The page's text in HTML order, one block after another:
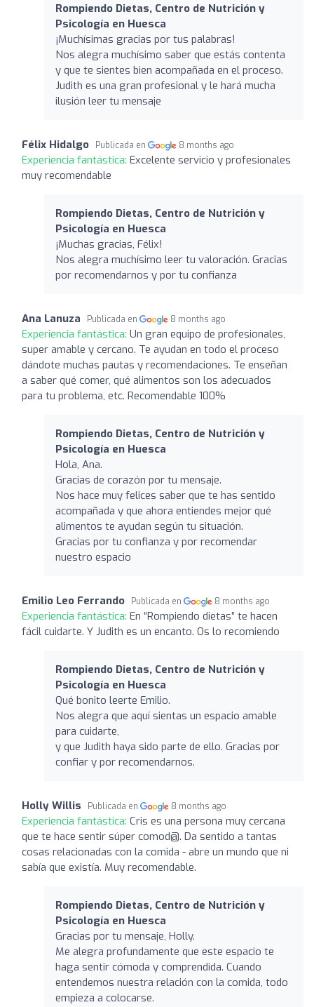
Rompiendo Dietas, Centro de Nutrición y
Psicología en Huesca
¡Muchísimas gracias por tus palabras!
Nos alegra muchísimo saber que estás contenta
y que te sientes bien acompañada en el proceso.
Judith es una gran profesional y le hará mucha
ilusión leer tu mensaje
Félix Hidalgo Publicada en 8 months ago
Experiencia fantástica: Excelente servicio y profesionales
muy recomendable
Rompiendo Dietas, Centro de Nutrición y
Psicología en Huesca
¡Muchas gracias, Félix!
Nos alegra muchísimo leer tu valoración. Gracias
por recomendarnos y por tu confianza
Ana Lanuza Publicada en 8 months ago
Experiencia fantástica: Un gran equipo de profesionales,
super amable y cercano. Te ayudan en todo el proceso
dándote muchas pautas y recomendaciones. Te enseñan
a saber qué comer, qué alimentos son los adecuados
para tu problema, etc. Recomendable 100%
Rompiendo Dietas, Centro de Nutrición y
Psicología en Huesca
Hola, Ana.
Gracias de corazón por tu mensaje.
Nos hace muy felices saber que te has sentido
acompañada y que ahora entiendes mejor qué
alimentos te ayudan según tu situación.
Gracias por tu confianza y por recomendar
nuestro espacio
Emilio Leo Ferrando Publicada en 8 months ago
Experiencia fantástica: En “Rompiendo dietas” te hacen
fácil cuidarte. Y Judith es un encanto. Os lo recomiendo
Rompiendo Dietas, Centro de Nutrición y
Psicología en Huesca
Qué bonito leerte Emilio.
Nos alegra que aquí sientas un espacio amable
para cuidarte,
y que Judith haya sido parte de ello. Gracias por
confiar y por recomendarnos.
Holly Willis Publicada en 8 months ago
Experiencia fantástica: Cris es una persona muy cercana
que te hace sentir súper comod@. Da sentido a tantas
cosas relacionadas con la comida - abre un mundo que ni
sabía que existía. Muy recomendable.
Rompiendo Dietas, Centro de Nutrición y
Psicología en Huesca
Gracias por tu mensaje, Holly.
Me alegra profundamente que este espacio te
haga sentir cómoda y comprendida. Cuando
entendemos nuestra relación con la comida, todo
empieza a colocarse.